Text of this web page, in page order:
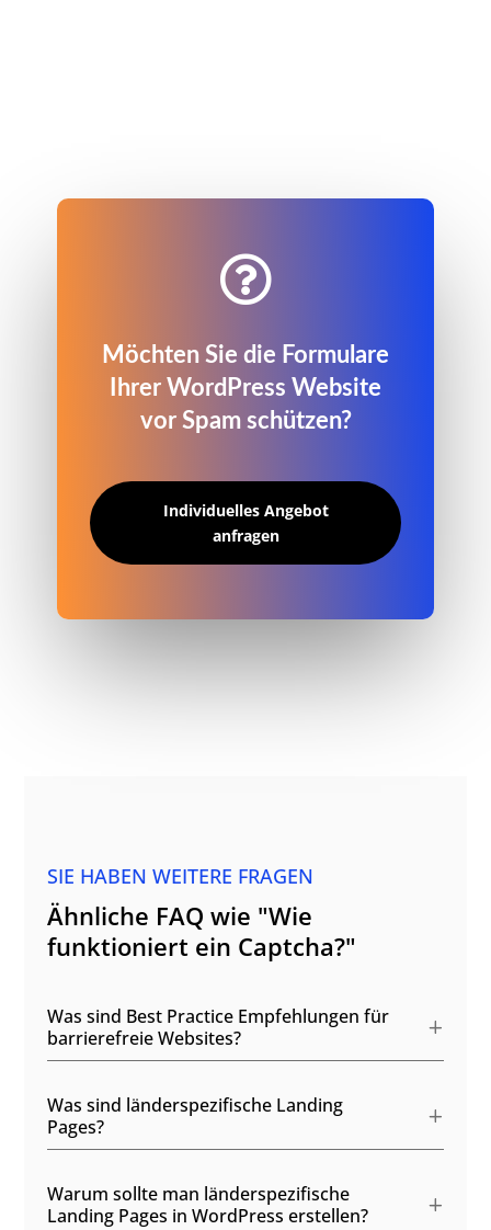

Möchten Sie die Formulare
Ihrer WordPress Website
vor Spam schützen?
Individuelles Angebot
anfragen
SIE HABEN WEITERE FRAGEN
Ähnliche FAQ wie "Wie
funktioniert ein Captcha?"
Was sind Best Practice Empfehlungen für
barrierefreie Websites?
Was sind länderspezifische Landing
Pages?
Warum sollte man länderspezifische
Landing Pages in WordPress erstellen?